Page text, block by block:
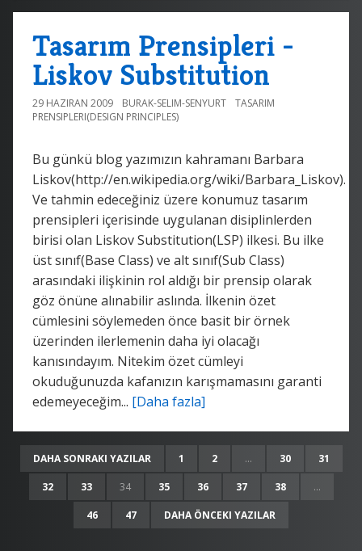
Tasarım Prensipleri -
Liskov Substitution
29 HAZIRAN 2009 BURAK-SELIM-SENYURT
TASARIM
PRENSIPLERI(DESIGN PRINCIPLES)
Bu günkü blog yazımızın kahramanı Barbara
Liskov(http://en.wikipedia.org/wiki/Barbara_Liskov).
Ve tahmin edeceğiniz üzere konumuz tasarım
prensipleri içerisinde uygulanan disiplinlerden
birisi olan Liskov Substitution(LSP) ilkesi. Bu ilke
üst sınıf(Base Class) ve alt sınıf(Sub Class)
arasındaki ilişkinin rol aldığı bir prensip olarak
göz önüne alınabilir aslında. İlkenin özet
cümlesini söylemeden önce basit bir örnek
üzerinden ilerlemenin daha iyi olacağı
kanısındayım. Nitekim özet cümleyi
okuduğunuzda kafanızın karışmamasını garanti
edemeyeceğim... [Daha fazla]
DAHA SONRAKI YAZILAR 1 2 ... 30 31
32 33 34 35 36 37 38 ...
46 47 DAHA ÖNCEKI YAZILAR